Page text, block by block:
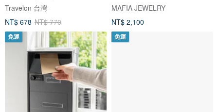
Travelon 台灣
NT$ 678 NT$ 770
MAFIA JEWELRY
NT$ 2,100
免運 免運